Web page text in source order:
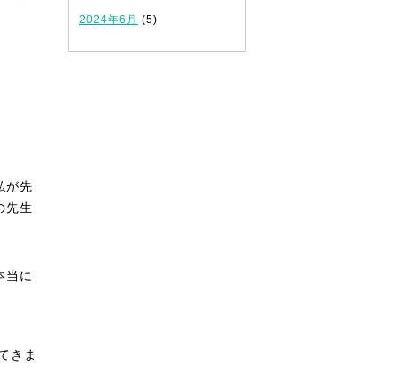
が先
先生
当に
きま
2024年6月 (5)